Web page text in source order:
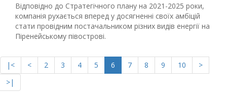
Відповідно до Стратегічного плану на 2021-2025 роки,
компанія рухається вперед у досягненні своїх амбіцій
стати провідним постачальником різних видів енергії на
Піренейському півострові.
|< < 2 3 4 5 6 7 8 9 10
>
>|